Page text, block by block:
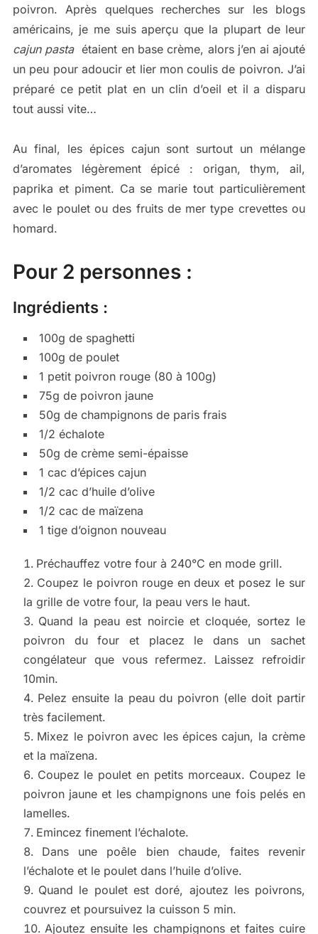
poivron. Après quelques recherches sur les blogs
américains, je me suis aperçu que la plupart de leur
cajun pasta étaient en base crème, alors j’en ai ajouté
un peu pour adoucir et lier mon coulis de poivron. J’ai
préparé ce petit plat en un clin d’oeil et il a disparu
tout aussi vite…
Au final, les épices cajun sont surtout un mélange
d’aromates légèrement épicé : origan, thym, ail,
paprika et piment. Ca se marie tout particulièrement
avec le poulet ou des fruits de mer type crevettes ou
homard.
Pour 2 personnes :
Ingrédients :
100g de spaghetti
100g de poulet
1 petit poivron rouge (80 à 100g)
75g de poivron jaune
50g de champignons de paris frais
1/2 échalote
50g de crème semi-épaisse
1 cac d’épices cajun
1/2 cac d’huile d’olive
1/2 cac de maïzena
1 tige d’oignon nouveau
Préchauffez votre four à 240°C en mode grill.
Coupez le poivron rouge en deux et posez le sur
la grille de votre four, la peau vers le haut.
Quand la peau est noircie et cloquée, sortez le
poivron du four et placez le dans un sachet
congélateur que vous refermez. Laissez refroidir
10min.
Pelez ensuite la peau du poivron (elle doit partir
très facilement.
Mixez le poivron avec les épices cajun, la crème
et la maïzena.
Coupez le poulet en petits morceaux. Coupez le
poivron jaune et les champignons une fois pelés en
lamelles.
Emincez finement l’échalote.
Dans une poêle bien chaude, faites revenir
l’échalote et le poulet dans l’huile d’olive.
Quand le poulet est doré, ajoutez les poivrons,
couvrez et poursuivez la cuisson 5 min.
Ajoutez ensuite les champignons et faites cuire